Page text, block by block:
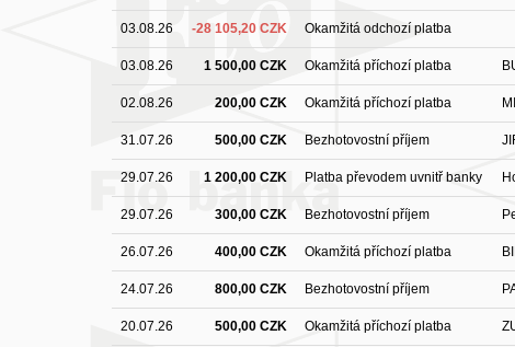
03.08.26 -28 105,20 CZK Okamžitá odchozí platba
03.08.26 1 500,00 CZK Okamžitá příchozí platba
02.08.26 200,00 CZK Okamžitá příchozí platba
31.07.26 500,00 CZK Bezhotovostní příjem
29.07.26 1 200,00 CZK Platba převodem uvnitř banky
29.07.26 300,00 CZK Bezhotovostní příjem
26.07.26 400,00 CZK Okamžitá příchozí platba
24.07.26 800,00 CZK Bezhotovostní příjem
20.07.26 500,00 CZK Okamžitá příchozí platba